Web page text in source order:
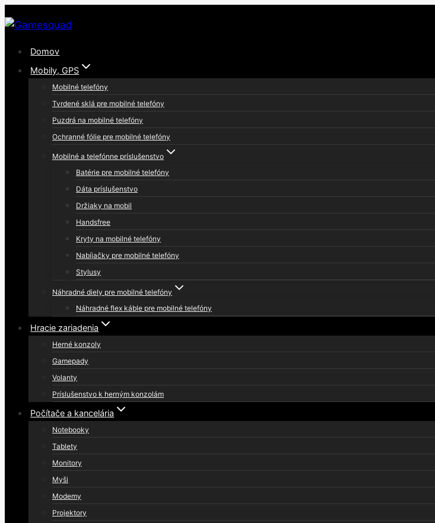
to
Domov
Mobily, GPS
Mobilné telefóny
Tvrdené sklá pre mobilné telefóny
Puzdrá na mobilné telefóny
Ochranné fólie pre mobilné telefóny
Mobilné a telefónne príslušenstvo
Batérie pre mobilné telefóny
Dáta príslušenstvo
Držiaky na mobil
Handsfree
Kryty na mobilné telefóny
Nabíjačky pre mobilné telefóny
Stylusy
Náhradné diely pre mobilné telefóny
Náhradné flex káble pre mobilné telefóny
Hracie zariadenia
Herné konzoly
Gamepady
Volanty
Príslušenstvo k herným konzolám
Počítače a kancelária
Notebooky
Tablety
Monitory
Myši
Modemy
Projektory